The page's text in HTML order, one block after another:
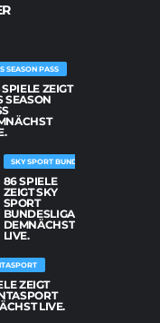
SEASON PASS
ZEIGT
SEASON
SKY SPORT BUNDESLIGA
86 SPIELE
ZEIGT SKY
SPORT
BUNDESLIGA
DEMNÄCHST
LIVE.
ZEIGT
LIVE.